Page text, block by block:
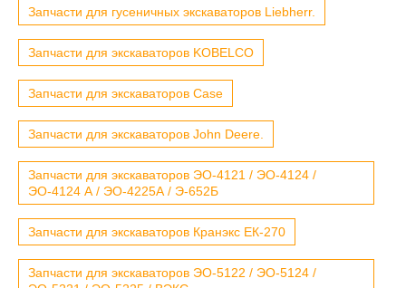
Запчасти для гусеничных экскаваторов Liebherr.
Запчасти для экскаваторов KOBELCO
Запчасти для экскаваторов Case
Запчасти для экскаваторов John Deere.
Запчасти для экскаваторов ЭО-4121 / ЭО-4124 /
ЭО-4124 А / ЭО-4225А / Э-652Б
Запчасти для экскаваторов Кранэкс ЕК-270
Запчасти для экскаваторов ЭО-5122 / ЭО-5124 /